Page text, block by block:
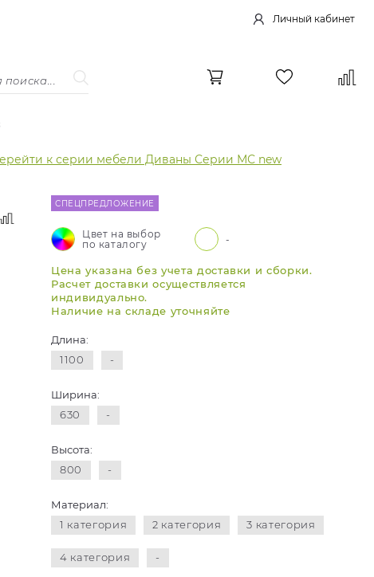
Личный кабинет
к серии мебели Диваны Серии МС new
СПЕЦПРЕДЛОЖЕНИЕ
Цвет на выбор
по каталогу
-
Цена указана без учета доставки и сборки.
Расчет доставки осуществляется
индивидуально.
Наличие на складе уточняйте
Длина:
1100
-
Ширина:
630
-
Высота:
800
-
Материал:
1 категория
2 категория 3 категория
4 категория -